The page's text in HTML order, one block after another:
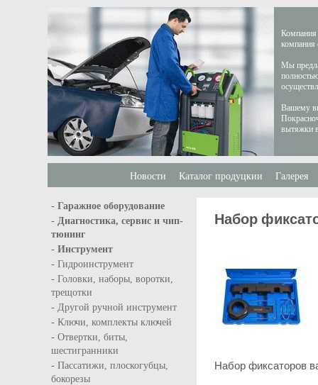
Компания
компания
Мы
Вашему
вытяжки
Новости Каталог продуцкии Галерея
- Гаражное оборудование
- Диагностика, сервис и чип-
тюнинг
- Инструмент
- Гидроинструмент
- Головки, наборы, воротки,
трещотки
- Другой ручной инструмент
- Ключи, комплекты ключей
- Отвертки, биты,
шестигранники
- Пассатижи, плоскогубцы,
бокорезы
Набор
Набор фиксаторов